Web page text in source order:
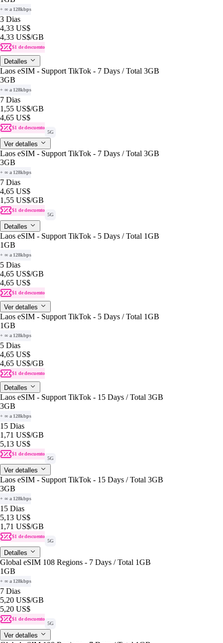
+ ∞ a 128kbps
3 Dias
4,33 US$
4,33 US$/GB
$1 de descuento
Detalles
Laos eSIM - Support TikTok - 7 Days / Total 3GB
3GB
+ ∞ a 128kbps
7 Dias
1,55 US$/GB
4,65 US$
$1 de descuento
5G
Ver detalles
Laos eSIM - Support TikTok - 7 Days / Total 3GB
3GB
+ ∞ a 128kbps
7 Dias
4,65 US$
1,55 US$/GB
$1 de descuento
5G
Detalles
Laos eSIM - Support TikTok - 5 Days / Total 1GB
1GB
+ ∞ a 128kbps
5 Dias
4,65 US$/GB
4,65 US$
$1 de descuento
Ver detalles
Laos eSIM - Support TikTok - 5 Days / Total 1GB
1GB
+ ∞ a 128kbps
5 Dias
4,65 US$
4,65 US$/GB
$1 de descuento
Detalles
Laos eSIM - Support TikTok - 15 Days / Total 3GB
3GB
+ ∞ a 128kbps
15 Dias
1,71 US$/GB
5,13 US$
$1 de descuento
5G
Ver detalles
Laos eSIM - Support TikTok - 15 Days / Total 3GB
3GB
+ ∞ a 128kbps
15 Dias
5,13 US$
1,71 US$/GB
$1 de descuento
5G
Detalles
Global eSIM 108 Regions - 7 Days / Total 1GB
1GB
+ ∞ a 128kbps
7 Dias
5,20 US$/GB
5,20 US$
$1 de descuento
5G
Ver detalles